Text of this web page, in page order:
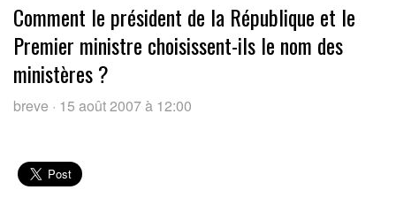
Comment le président de la République et le
Premier ministre choisissent-ils le nom des
ministères ?
breve · 15 août 2007 à 12:00